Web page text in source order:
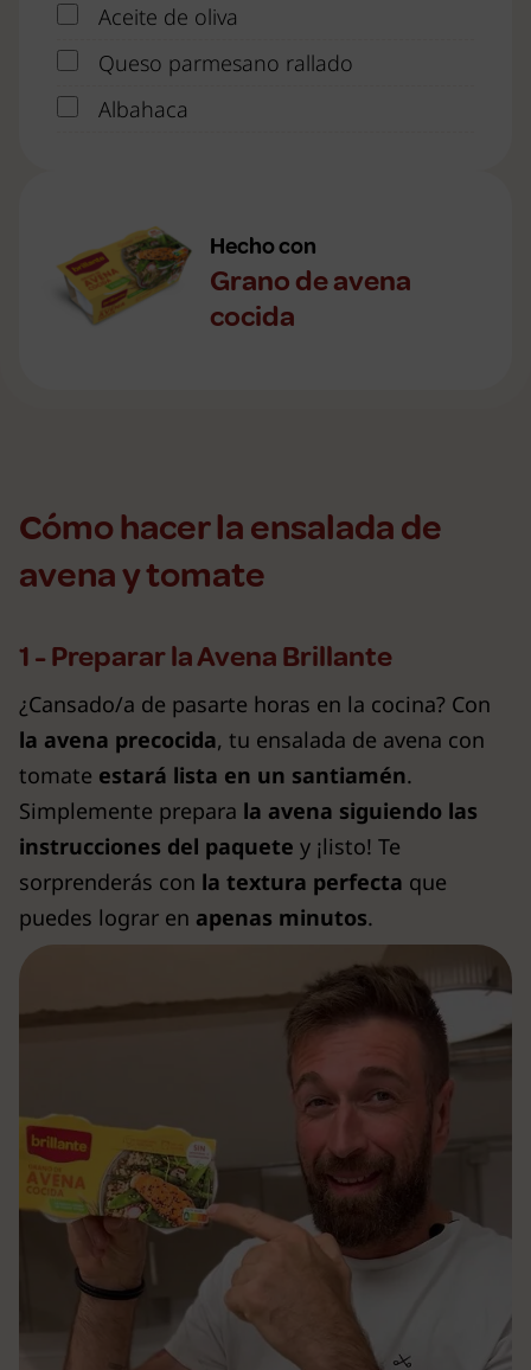
Aceite de oliva
Queso parmesano rallado
Albahaca
Hecho con
Grano de avena
cocida
Cómo hacer la ensalada de
avena y tomate
1 - Preparar la Avena Brillante
¿Cansado/a de pasarte horas en la cocina? Con
la avena precocida, tu ensalada de avena con
tomate estará lista en un santiamén.
Simplemente prepara la avena siguiendo las
instrucciones del paquete y ¡listo! Te
sorprenderás con la textura perfecta que
puedes lograr en apenas minutos.